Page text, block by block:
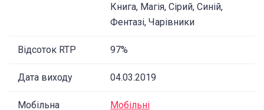
Книга, Магія, Сірий, Синій,
Фентазі, Чарівники
Відсоток RTP 97%
Дата виходу 04.03.2019
Мобільна
Мобільні